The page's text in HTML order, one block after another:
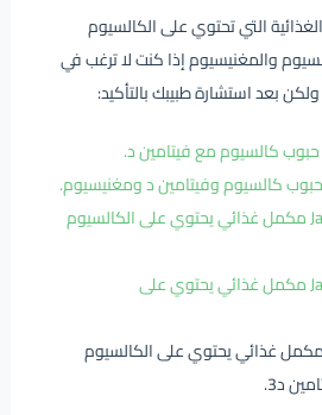
التي تحتوي على الكالسيوم
أو الكالسيوم والمغنيسيوم إذا كنت لا ترغب في
بعد استشارة طبيبك بالتأكيد:
جاميسون Jamieson مكمل غذائي يحتوي على الكالسيوم
جاميسون Jamieson مكمل غذائي يحتوي على
سولاراي Solaray مكمل غذائي يحتوي على الكالسيوم
د3.